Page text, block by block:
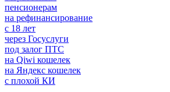
пенсионерам
на рефинансирование
с 18 лет
через Госуслуги
под залог ПТС
на Qiwi кошелек
на Яндекс кошелек
с плохой КИ